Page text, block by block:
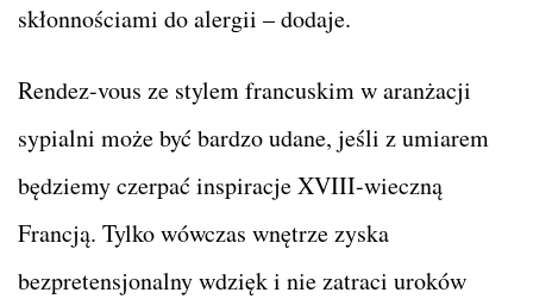
skłonnościami do alergii – dodaje.
Rendez-vous ze stylem francuskim w aranżacji
sypialni może być bardzo udane, jeśli z umiarem
będziemy czerpać inspiracje XVIII-wieczną
Francją. Tylko wówczas wnętrze zyska
bezpretensjonalny wdzięk i nie zatraci uroków